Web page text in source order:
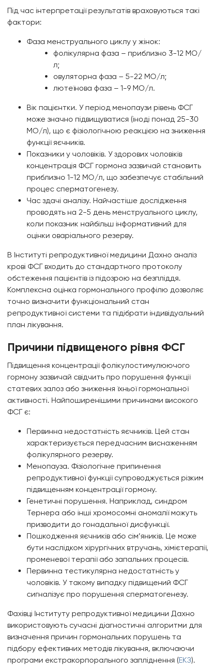
Під час інтерпретації результатів враховуються такі
фактори:
Фаза менструального циклу у жінок:
фолікулярна фаза – приблизно 3-12 МО/
л;
овуляторна фаза – 5-22 МО/л;
лютеїнова фаза – 1-9 МО/л.
Вік пацієнтки. У період менопаузи рівень ФСГ
може значно підвищуватися (іноді понад 25-30
МО/л), що є фізіологічною реакцією на зниження
функції яєчників.
Показники у чоловіків. У здорових чоловіків
концентрація ФСГ гормона зазвичай становить
приблизно 1-12 МО/л, що забезпечує стабільний
процес сперматогенезу.
Час здачі аналізу. Найчастіше дослідження
проводять на 2-5 день менструального циклу,
коли показник найбільш інформативний для
оцінки оваріального резерву.
В Інституті репродуктивної медицини Дахно аналіз
крові ФСГ входить до стандартного протоколу
обстеження пацієнтів із підозрою на безпліддя.
Комплексна оцінка гормонального профілю дозволяє
точно визначити функціональний стан
репродуктивної системи та підібрати індивідуальний
план лікування.
Причини підвищеного рівня ФСГ
Підвищення концентрації фолікулостимулюючого
гормону зазвичай свідчить про порушення функції
статевих залоз або зниження їхньої гормональної
активності. Найпоширенішими причинами високого
ФСГ є:
Первинна недостатність яєчників. Цей стан
характеризується передчасним виснаженням
фолікулярного резерву.
Менопауза. Фізіологічне припинення
репродуктивної функції супроводжується різким
підвищенням концентрації гормону.
Генетичні порушення. Наприклад, синдром
Тернера або інші хромосомні аномалії можуть
призводити до гонадальної дисфункції.
Пошкодження яєчників або сім’яників. Це може
бути наслідком хірургічних втручань, хімієтерапії,
променевої терапії або запальних процесів.
Первинна тестикулярна недостатність у
чоловіків. У такому випадку підвищений ФСГ
сигналізує про порушення сперматогенезу.
Фахівці Інституту репродуктивної медицини Дахно
використовують сучасні діагностичні алгоритми для
визначення причин гормональних порушень та
підбору ефективних методів лікування, включаючи
програми екстракорпорального запліднення (ЕКЗ).